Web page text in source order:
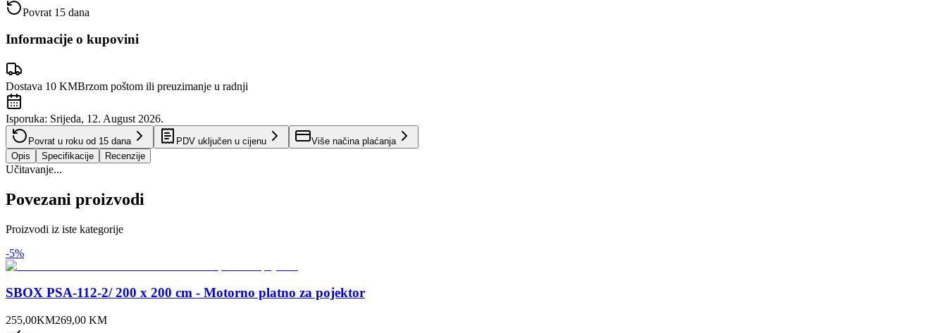
Povrat 15 dana
Informacije o kupovini
Dostava 10 KMBrzom poštom ili preuzimanje u radnji
Isporuka: Srijeda, 12. August 2026.
Povrat u roku od 15 dana PDV uključen u cijenu
Više načina plaćanja
Opis
Specifikacije Recenzije
Učitavanje...
Povezani proizvodi
Proizvodi iz iste kategorije
-5%
SBOX PSA-112-2/ 200 x 200 cm - Motorno platno za pojektor
255,00KM269,00 KM